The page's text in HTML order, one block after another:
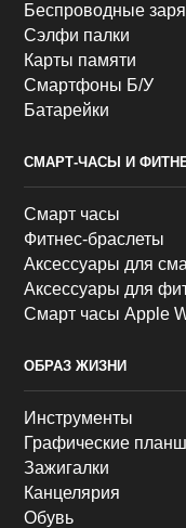
Беспроводные
Сэлфи палки
Карты памяти
Смартфоны Б/У
Батарейки
СМАРТ-ЧАСЫ И
Смарт часы
Фитнес-браслеты
Аксессуары для
Аксессуары для
Смарт часы Apple
ОБРАЗ ЖИЗНИ
Инструменты
Графические
Зажигалки
Канцелярия
Обувь